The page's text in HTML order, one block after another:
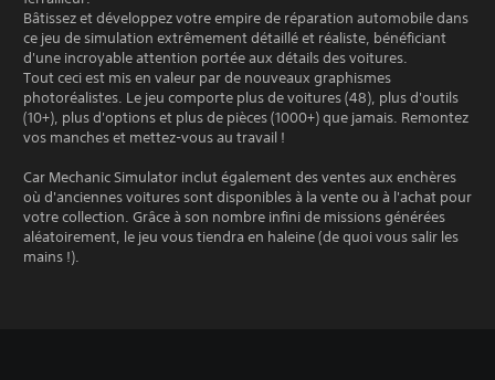
Bâtissez et développez votre empire de réparation automobile dans
ce jeu de simulation extrêmement détaillé et réaliste, bénéficiant
d'une incroyable attention portée aux détails des voitures.
Tout ceci est mis en valeur par de nouveaux graphismes
photoréalistes. Le jeu comporte plus de voitures (48), plus d'outils
(10+), plus d'options et plus de pièces (1000+) que jamais. Remontez
vos manches et mettez-vous au travail !
Car Mechanic Simulator inclut également des ventes aux enchères
où d'anciennes voitures sont disponibles à la vente ou à l'achat pour
votre collection. Grâce à son nombre infini de missions générées
aléatoirement, le jeu vous tiendra en haleine (de quoi vous salir les
mains !).